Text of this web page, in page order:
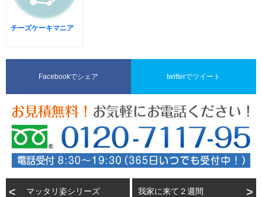
チーズケーキマニア
Facebookでシェア twitterでツイート
マッタリ姿シリーズ 我家に来て２週間